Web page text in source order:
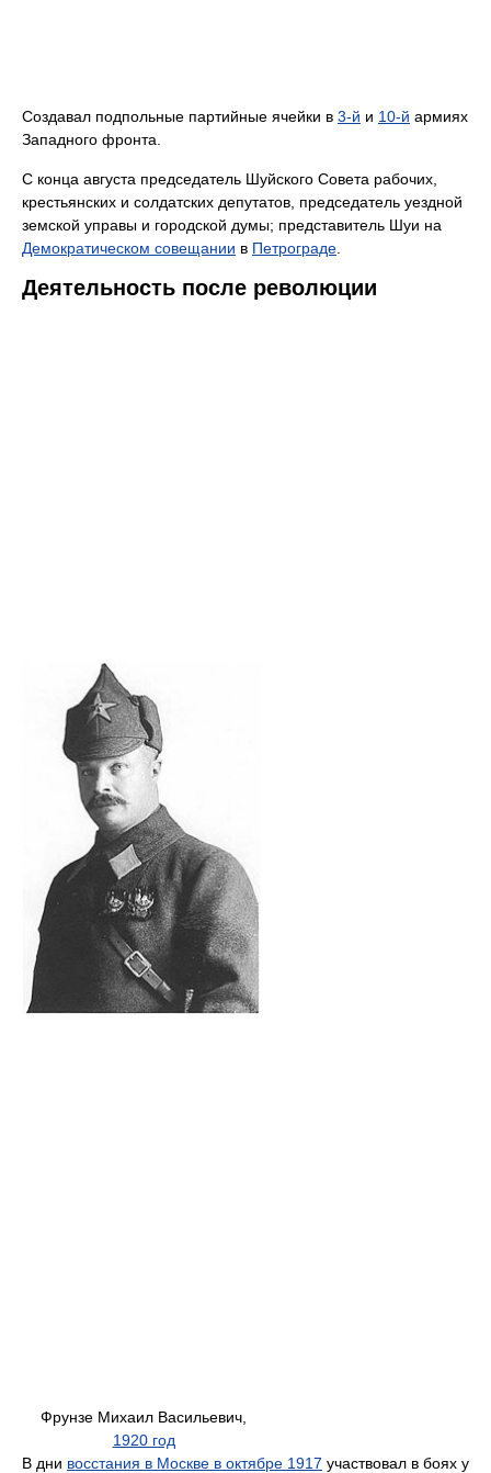
Создавал подпольные партийные ячейки в 3-й и 10-й армиях
Западного фронта.
С конца августа председатель Шуйского Совета рабочих,
крестьянских и солдатских депутатов, председатель уездной
земской управы и городской думы; представитель Шуи на
Демократическом совещании в Петрограде
Деятельность после революции
Фрунзе Михаил Васильевич,
1920 год
В дни восстания в Москве в октябре 1917 участвовал в боях у